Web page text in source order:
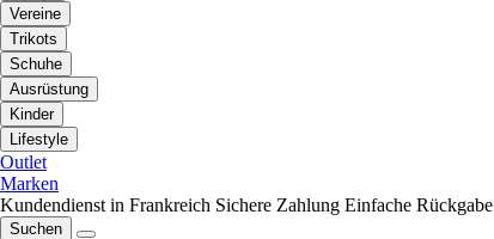
Vereine
Trikots
Schuhe
Ausrüstung
Kinder
Lifestyle
Outlet
Marken
Kundendienst in Frankreich Sichere Zahlung Einfache Rückgabe
Suchen